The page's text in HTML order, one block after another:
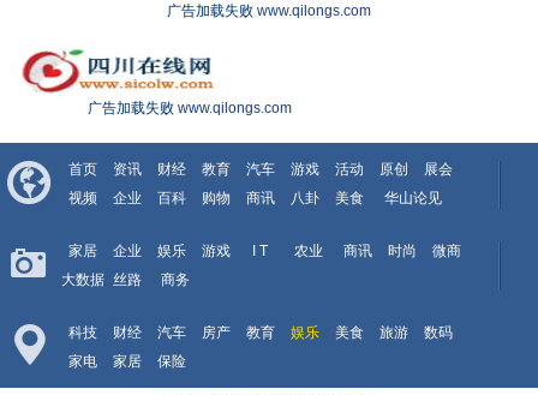
广告加载失败 www.qilongs.com
广告加载失败 www.qilongs.com
首页 资讯 财经 教育 汽车 游戏 活动 原创
展会
视频
企业 百科 购物 商讯 八卦 美食 华山论见
家居 企业 娱乐 游戏 I T 农业 商讯 时尚
微商
大数据 丝路 商务
科技 财经 汽车 房产 教育 娱乐 美食 旅游
数码
家电
家居 保险